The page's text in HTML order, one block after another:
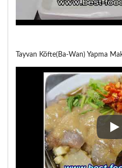
Tayvan Köfte(Ba-Wan) Yapma